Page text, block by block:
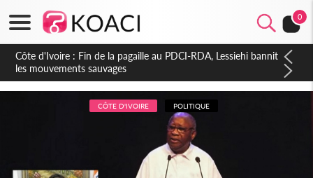
0
Côte d'Ivoire : Ouattara promet des sanctions contre les
déguerpissements illégaux
CÔTE D'IVOIRE POLITIQUE